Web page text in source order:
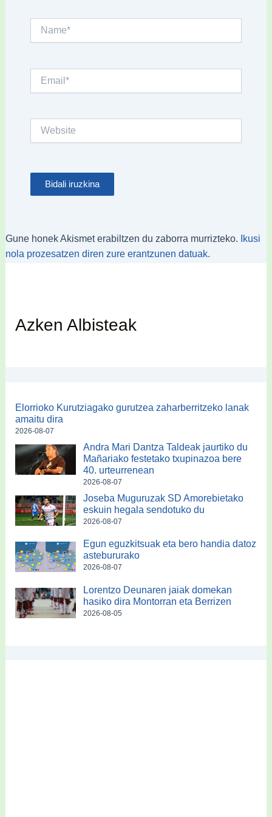
Website
Gune honek Akismet erabiltzen du zaborra murrizteko.
Ikusi
nola prozesatzen diren zure erantzunen datuak.
Azken Albisteak
Elorrioko Kurutziagako gurutzea zaharberritzeko lanak
amaitu dira
2026-08-07
Andra Mari Dantza Taldeak jaurtiko du
Mañariako festetako txupinazoa bere
40. urteurrenean
2026-08-07
Joseba Muguruzak SD Amorebietako
eskuin hegala sendotuko du
2026-08-07
Egun eguzkitsuak eta bero handia datoz
astebururako
2026-08-07
Lorentzo Deunaren jaiak domekan
hasiko dira Montorran eta Berrizen
2026-08-05